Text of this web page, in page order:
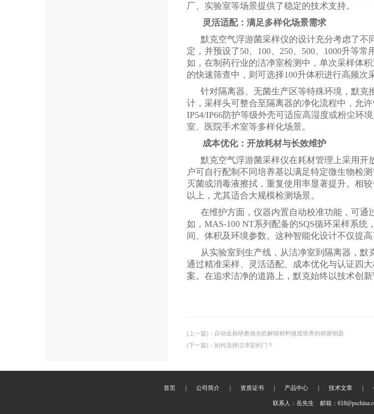
厂、实验室等场景提供了稳定的技术支持。
灵活适配：满足多样化场景需求
默克空气浮游菌采样仪的设计充分考虑了不
定，并预设了50、100、250、500、1000升等
如，在制药行业的洁净室检测中，单次采样体
的快速筛查中，则可选择100升体积进行高频次
针对隔离器、无菌生产区等特殊环境，默克
计，采样头可整合至隔离器的净化流程中，允
IP54/IP66防护等级外壳可适应高湿度或粉尘环
室、医院手术室等多样化场景。
成本优化：开放耗材与长效维护
默克空气浮游菌采样仪在耗材管理上采用开
户可自行配制不同培养基以满足特定微生物检
灭菌或消毒液擦拭，重复使用率显著提升。相
以上，尤其适合大规模检测场景。
在维护方面，仪器内置自动校准功能，可通
如，MAS-100 NT系列配备的SQS循环采样系
间、体积及环境参数。这种智能化设计不仅提
从实验室到生产线，从洁净室到隔离器，默
通过精准采样、灵活适配、成本优化与认证四
案。在追求洁净的道路上，默克始终以技术创新
(上一篇) ： 自动金相研磨抛光机解锁材料微观世界的精密钥匙
(下一篇) ： 如何选择洁净室的门？
首页 | 公司简介 | 资质证书 | 产品中心 | 技术文章 |
联系人：岳先生 邮箱：